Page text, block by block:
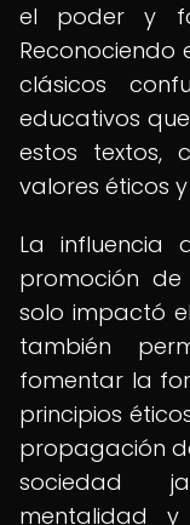
el poder y
Reconociendo
clásicos
educativos
estos textos,
valores éticos
La influencia
promoción
solo impactó
también
fomentar la
principios
propagación
sociedad
mentalidad